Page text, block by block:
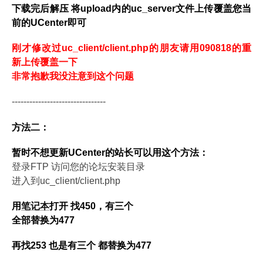
下载完后解压 将upload内的uc_server文件上传覆盖您当
前的UCenter即可
刚才修改过uc_client/client.php的朋友请用090818的重
新上传覆盖一下
非常抱歉我没注意到这个问题
--------------------------------
方法二：
暂时不想更新UCenter的站长可以用这个方法：
登录FTP 访问您的论坛安装目录
进入到uc_client/client.php
用笔记本打开 找450，有三个
全部替换为477
再找253 也是有三个 都替换为477